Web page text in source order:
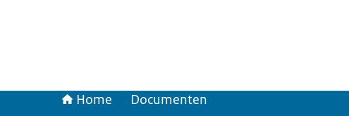
Home Documenten